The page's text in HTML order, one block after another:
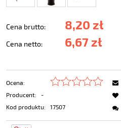
Cena brutto: 8,20 zł
Cena netto: 6,67 zł
Ocena:
Producent:
-
Kod produktu:
17507